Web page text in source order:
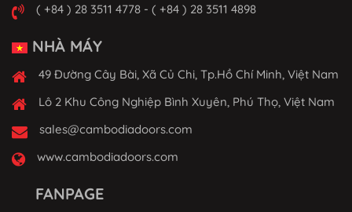
( +84 ) 28 3511 4778 - ( +84 ) 28 3511 4898
NHÀ MÁY
49 Đường Cây Bài, Xã Củ Chi, Tp.Hồ Chí Minh, Việt Nam
Lô 2 Khu Công Nghiệp Bình Xuyên, Phú Thọ, Việt Nam
sales@cambodiadoors.com
www.cambodiadoors.com
FANPAGE